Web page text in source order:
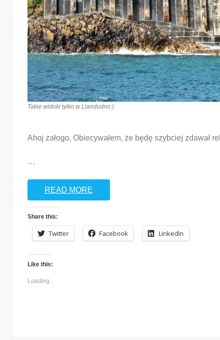
Takie widoki tylko w Llandudno:)
Ahoj załogo. Obiecywałem, że będę szybciej zdawał
…
READ MORE
Share this:
Twitter Facebook LinkedIn
Like this:
Loading...